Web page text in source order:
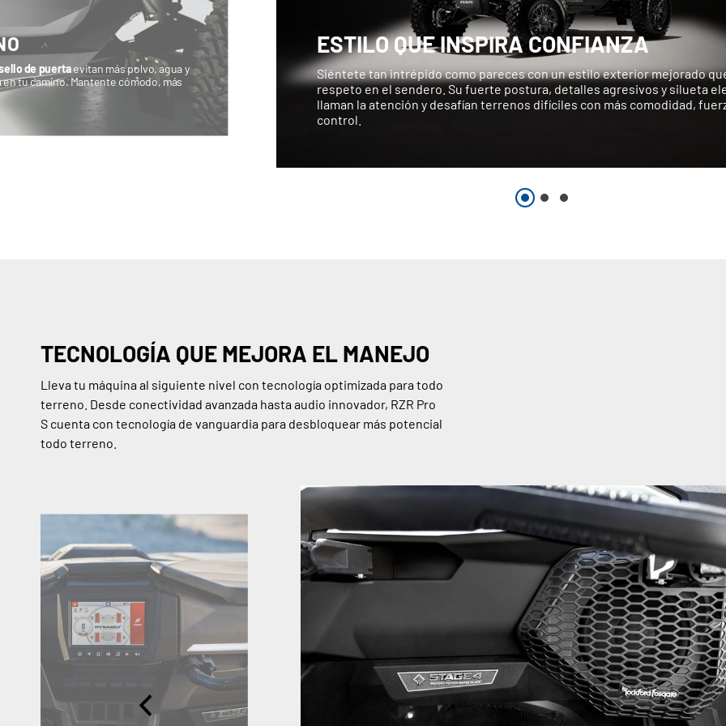
de puertaevitan más polvo, agua y
tu camino. Mantente cómodo, más
ESTILO QUE INSPIRA CONFIANZA
Siéntete tan intrépido como pareces con un estilo exterior mejorado
respeto en el sendero. Su fuerte postura, detalles agresivos y silueta
llaman la atención y desafían terrenos difíciles con más comodidad,
control.
TECNOLOGÍA QUE MEJORA EL MANEJO
Lleva tu máquina al siguiente nivel con tecnología optimizada para todo
terreno. Desde conectividad avanzada hasta audio innovador, RZR Pro
S cuenta con tecnología de vanguardia para desbloquear más potencial
todo terreno.